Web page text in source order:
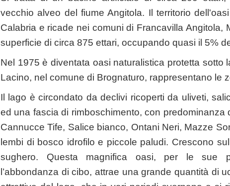
vecchio alveo del fiume Angitola. Il territorio
Calabria e ricade nei comuni di Francavilla Angitola,
superficie di circa 875 ettari, occupando quasi il 5%
Nel 1975 è diventata oasi naturalistica protetta sotto
Lacino, nel comune di Brognaturo, rappresentano le
Il lago è circondato da declivi ricoperti da uliveti,
ed una fascia di rimboschimento, con predominanza
Cannucce Tife, Salice bianco, Ontani Neri, Mazze
lembi di bosco idrofilo e piccole paludi. Crescono
sughero. Questa magnifica oasi, per le sue
l’abbondanza di cibo, attrae una grande quantità di